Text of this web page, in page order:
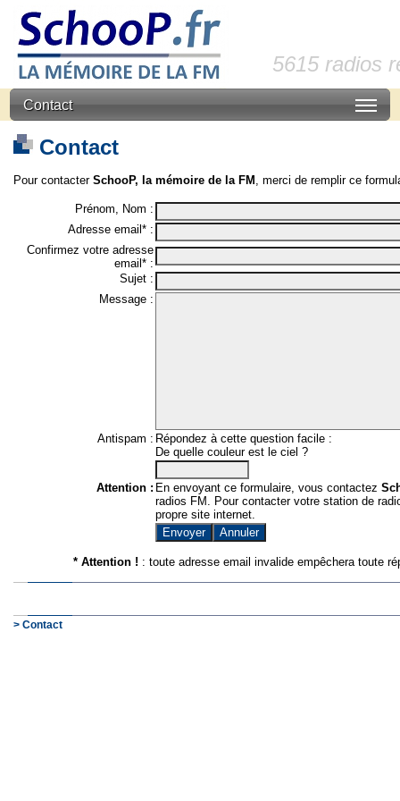
5615 radios
Contact
Contact
Pour contacter SchooP, la mémoire de la FM , merci de remplir ce
Prénom, Nom :
Adresse email* :
Confirmez votre adresse
email* :
Sujet :
Message :
Antispam : Répondez à cette question facile :
De quelle couleur est le ciel ?
Attention : En envoyant ce formulaire, vous contactez
radios FM. Pour contacter votre station de
propre site internet.
* Attention ! : toute adresse email invalide empêchera toute
> Contact